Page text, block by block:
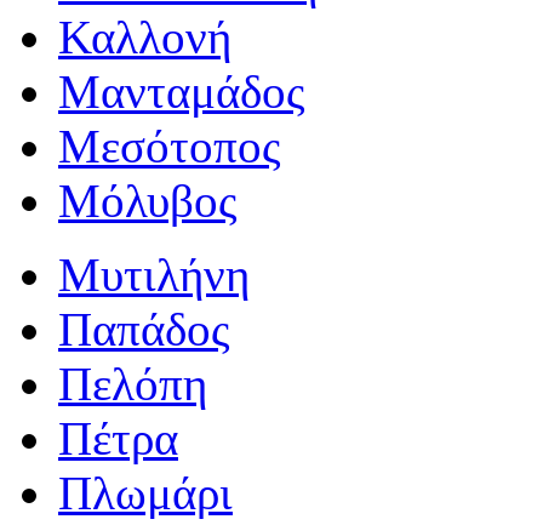
Καλλονή
Μανταμάδος
Μεσότοπος
Μόλυβος
Μυτιλήνη
Παπάδος
Πελόπη
Πέτρα
Πλωμάρι